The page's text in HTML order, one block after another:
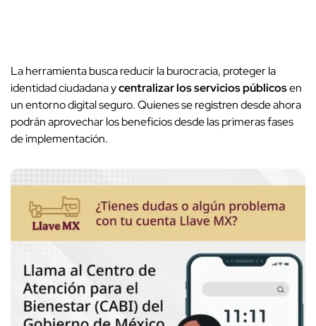
La herramienta busca reducir la burocracia, proteger la
identidad ciudadana ycentralizar los servicios públicosen
un entorno digital seguro. Quienes se registren desde ahora
podrán aprovechar los beneficios desde las primeras fases
de implementación.